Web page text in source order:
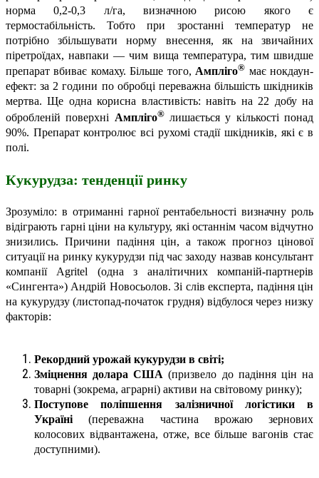
норма 0,2-0,3 л/га, визначною рисою якого є
термостабільність. Тобто при зростанні температур не
потрібно збільшувати норму внесення, як на звичайних
піретроїдах, навпаки — чим вища температура, тим швидше
препарат вбиває комаху. Більше того,Ампліго® має нокдаун-
ефект: за 2 години по обробці переважна більшість шкідників
мертва. Ще одна корисна властивість: навіть на 22 добу на
обробленій поверхні Ампліго®лишається у кількості понад
90%. Препарат контролює всі рухомі стадії шкідників, які є в
полі.
Кукурудза: тенденції ринку
Зрозуміло: в отриманні гарної рентабельності визначну роль
відіграють гарні ціни на культуру, які останнім часом відчутно
знизились. Причини падіння цін, а також прогноз цінової
ситуації на ринку кукурудзи під час заходу назвав консультант
компанії Agritel (одна з аналітичних компаній-партнерів
«Сингента») Андрій Новосьолов. Зі слів експерта, падіння цін
на кукурудзу (листопад-початок грудня) відбулося через низку
факторів:
Рекордний урожай кукурудзи в світі;
Зміцнення долара США (призвело до падіння цін на
товарні (зокрема, аграрні) активи на світовому ринку);
Поступове поліпшення залізничної логістики в
Україні (переважна частина врожаю зернових
колосових відвантажена, отже, все більше вагонів стає
доступними).